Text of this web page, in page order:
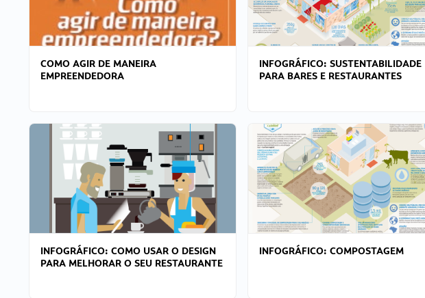
COMO AGIR DE MANEIRA
EMPREENDEDORA
INFOGRÁFICO: SUSTENTABILIDADE
PARA BARES E RESTAURANTES
INFOGRÁFICO: COMO USAR O DESIGN
PARA MELHORAR O SEU RESTAURANTE
INFOGRÁFICO: COMPOSTAGEM